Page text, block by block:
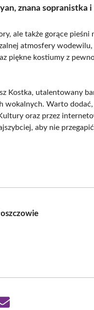
znana sopranistka
ale także gorące pieśni
atmosfery
piękne kostiumy z
Kostka, utalentowany
wokalnych. Warto
oraz przez
aby nie
Share